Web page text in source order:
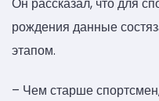
рождения данные
этапом.
– Чем старше